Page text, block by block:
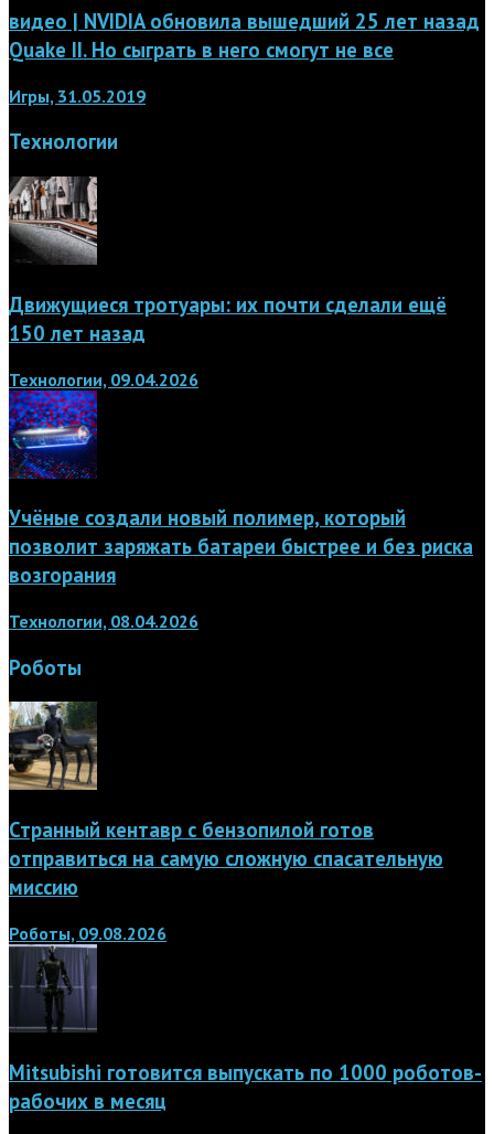
видео | NVIDIA обновила вышедший 25 лет назад
Quake II. Но сыграть в него смогут не все
Игры, 31.05.2019
Технологии
Движущиеся тротуары: их почти сделали ещё
150 лет назад
Технологии, 09.04.2026
Учёные создали новый полимер, который
позволит заряжать батареи быстрее и без риска
возгорания
Технологии, 08.04.2026
Роботы
Странный кентавр с бензопилой готов
отправиться на самую сложную спасательную
миссию
Роботы, 09.08.2026
Mitsubishi готовится выпускать по 1000 роботов-
рабочих в месяц